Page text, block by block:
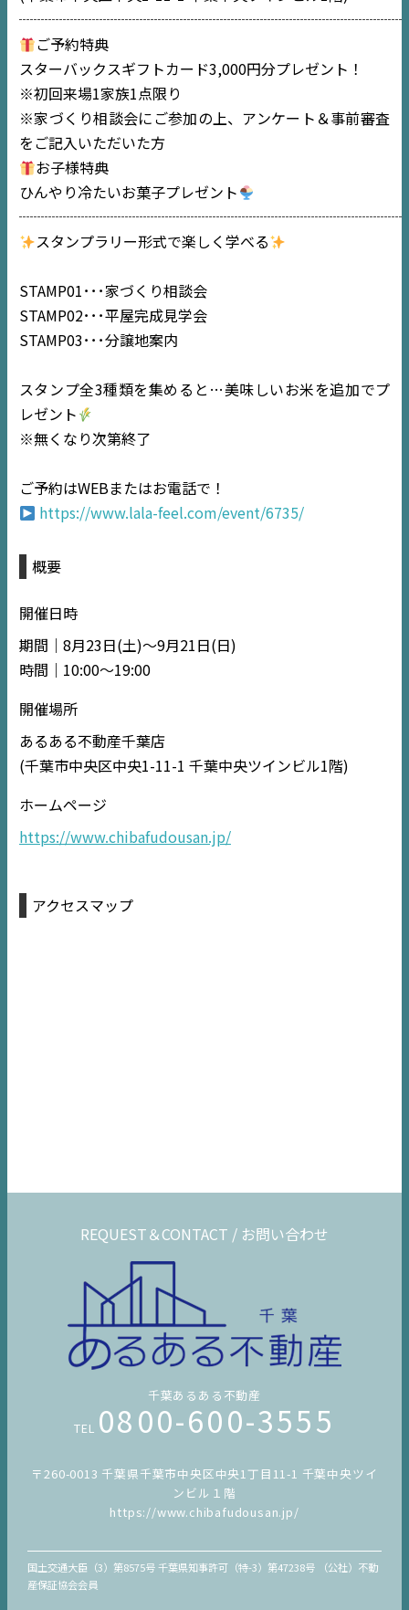
EVENT
住宅情報誌ミッケル
千葉エリア
内房エリア
デジタルサイネージ
不動産一括査定
コラム
ご予約特典
スターバックスギフトカード3,000円分プレゼント！
※初回来場1家族1点限り
※家づくり相談会にご参加の上、アンケート＆事前審査
をご記入いただいた方
お子様特典
ひんやり冷たいお菓子プレゼント
スタンプラリー形式で楽しく学べる
STAMP01･･･家づくり相談会
STAMP02･･･平屋完成見学会
STAMP03･･･分譲地案内
スタンプ全3種類を集めると…美味しいお米を追加でプ
レゼント
※無くなり次第終了
ご予約はWEBまたはお電話で！
https://www.lala-feel.com/event/6735/
概要
開催日時
期間｜8月23日(土)〜9月21日(日)
時間｜10:00〜19:00
開催場所
あるある不動産千葉店
(千葉市中央区中央1-11-1 千葉中央ツインビル1階)
ホームページ
https://www.chibafudousan.jp/
アクセスマップ
REQUEST＆CONTACT / お問い合わせ
千葉あるある不動産
TEL 0800-600-3555
〒260-0013 千葉県千葉市中央区中央1丁目11-1 千葉中央ツイ
ンビル１階
https://www.chibafudousan.jp/
国土交通大臣（3）第8575号 千葉県知事許可（特-3）第47238号 （公社）不動
産保証協会会員